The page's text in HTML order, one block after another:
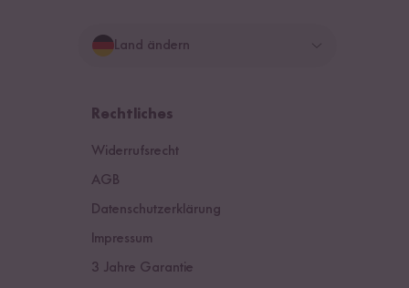
Land ändern
Österreich
Niederlande
Rechtliches
Widerrufsrecht
AGB
Datenschutzerklärung
Impressum
3 Jahre Garantie